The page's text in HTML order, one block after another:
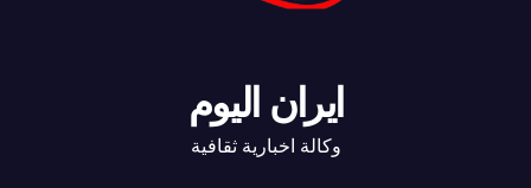
ايران اليوم
وكالة اخبارية ثقافية